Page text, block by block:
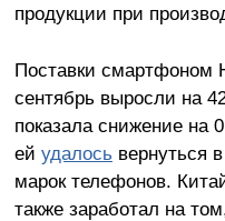
продукции при
Поставки смартфоном
сентябрь выросли на
показала снижение на
ей удалось вернуться
марок телефонов.
также заработал на